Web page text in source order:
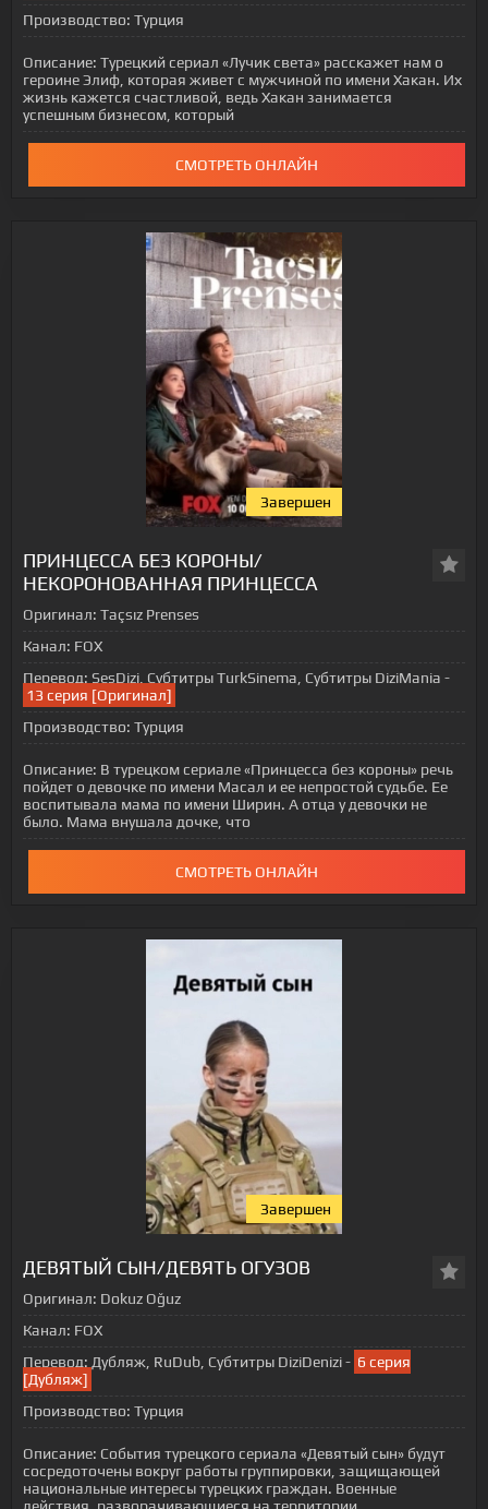
Производство: Турция
Описание: Турецкий сериал «Лучик света» расскажет нам о
героине Элиф, которая живет с мужчиной по имени Хакан. Их
жизнь кажется счастливой, ведь Хакан занимается
успешным бизнесом, который
СМОТРЕТЬ ОНЛАЙН
Завершен
ПРИНЦЕССА БЕЗ КОРОНЫ/
НЕКОРОНОВАННАЯ ПРИНЦЕССА
Оригинал: Taçsız Prenses
Канал: FOX
Перевод: SesDizi, Субтитры TurkSinema, Субтитры DiziMania -
13 серия [Оригинал]
Производство: Турция
Описание: В турецком сериале «Принцесса без короны» речь
пойдет о девочке по имени Масал и ее непростой судьбе. Ее
воспитывала мама по имени Ширин. А отца у девочки не
было. Мама внушала дочке, что
СМОТРЕТЬ ОНЛАЙН
Завершен
ДЕВЯТЫЙ СЫН/ДЕВЯТЬ ОГУЗОВ
Оригинал: Dokuz Oğuz
Канал: FOX
Перевод: Дубляж, RuDub, Субтитры DiziDenizi - 6 серия
[Дубляж]
Производство: Турция
Описание: События турецкого сериала «Девятый сын» будут
сосредоточены вокруг работы группировки, защищающей
национальные интересы турецких граждан. Военные